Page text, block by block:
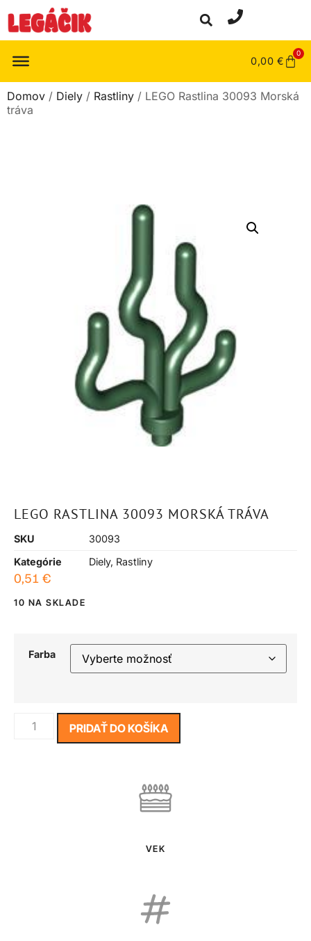
0,00 €
0
Domov / Diely / Rastliny / LEGO Rastlina 30093 Morská
tráva
LEGO RASTLINA 30093 MORSKÁ TRÁVA
SKU
30093
Kategórie
Diely, Rastliny
0,51 €
10 NA SKLADE
Farba
PRIDAŤ DO KOŠÍKA
VEK